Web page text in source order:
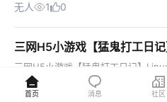
无人 1 0
三网H5小游戏【猛鬼打工日
三网H5小游戏【猛鬼打工日记】
+安卓
首页 消息 社区